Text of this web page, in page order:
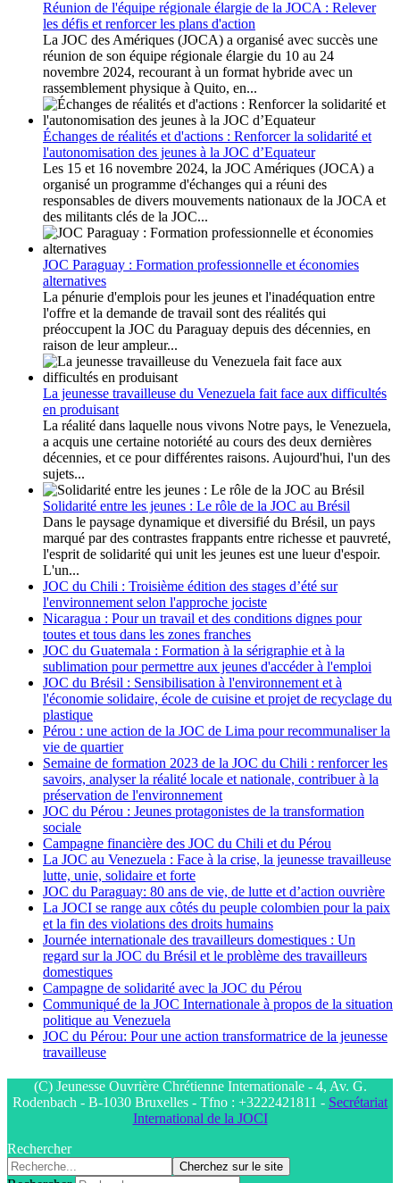
Réunion de l'équipe régionale élargie de la JOCA : Relever
les défis et renforcer les plans d'action
La JOC des Amériques (JOCA) a organisé avec succès une
réunion de son équipe régionale élargie du 10 au 24
novembre 2024, recourant à un format hybride avec un
rassemblement physique à Quito, en...
Échanges de réalités et d'actions : Renforcer la solidarité et
l'autonomisation des jeunes à la JOC d’Equateur
Les 15 et 16 novembre 2024, la JOC Amériques (JOCA) a
organisé un programme d'échanges qui a réuni des
responsables de divers mouvements nationaux de la JOCA et
des militants clés de la JOC...
JOC Paraguay : Formation professionnelle et économies
alternatives
La pénurie d'emplois pour les jeunes et l'inadéquation entre
l'offre et la demande de travail sont des réalités qui
préoccupent la JOC du Paraguay depuis des décennies, en
raison de leur ampleur...
La jeunesse travailleuse du Venezuela fait face aux difficultés
en produisant
La réalité dans laquelle nous vivons Notre pays, le Venezuela,
a acquis une certaine notoriété au cours des deux dernières
décennies, et ce pour différentes raisons. Aujourd'hui, l'un des
sujets...
Solidarité entre les jeunes : Le rôle de la JOC au Brésil
Dans le paysage dynamique et diversifié du Brésil, un pays
marqué par des contrastes frappants entre richesse et pauvreté,
l'esprit de solidarité qui unit les jeunes est une lueur d'espoir.
L'un...
JOC du Chili : Troisième édition des stages d’été sur
l'environnement selon l'approche jociste
Nicaragua : Pour un travail et des conditions dignes pour
toutes et tous dans les zones franches
JOC du Guatemala : Formation à la sérigraphie et à la
sublimation pour permettre aux jeunes d'accéder à l'emploi
JOC du Brésil : Sensibilisation à l'environnement et à
l'économie solidaire, école de cuisine et projet de recyclage du
plastique
Pérou : une action de la JOC de Lima pour recommunaliser la
vie de quartier
Semaine de formation 2023 de la JOC du Chili : renforcer les
savoirs, analyser la réalité locale et nationale, contribuer à la
préservation de l'environnement
JOC du Pérou : Jeunes protagonistes de la transformation
sociale
Campagne financière des JOC du Chili et du Pérou
La JOC au Venezuela : Face à la crise, la jeunesse travailleuse
lutte, unie, solidaire et forte
JOC du Paraguay: 80 ans de vie, de lutte et d’action ouvrière
La JOCI se range aux côtés du peuple colombien pour la paix
et la fin des violations des droits humains
Journée internationale des travailleurs domestiques : Un
regard sur la JOC du Brésil et le problème des travailleurs
domestiques
Campagne de solidarité avec la JOC du Pérou
Communiqué de la JOC Internationale à propos de la situation
politique au Venezuela
JOC du Pérou: Pour une action transformatrice de la jeunesse
travailleuse
(C) Jeunesse Ouvrière Chrétienne Internationale - 4, Av. G.
Rodenbach - B-1030 Bruxelles - Tfno : +3222421811 - Secrétariat
International de la JOCI
Rechercher
Cherchez sur le site